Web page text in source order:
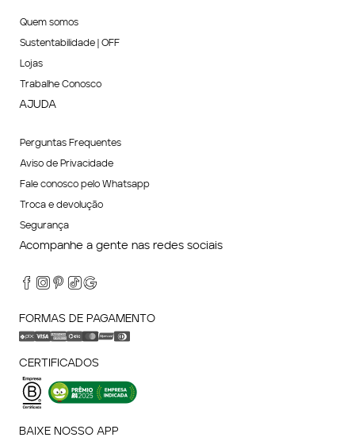
Quem somos
Sustentabilidade | OFF
Lojas
Trabalhe Conosco
AJUDA
Perguntas Frequentes
Aviso de Privacidade
Fale conosco pelo Whatsapp
Troca e devolução
Segurança
Acompanhe a gente nas redes sociais
FORMAS DE PAGAMENTO
CERTIFICADOS
BAIXE NOSSO APP